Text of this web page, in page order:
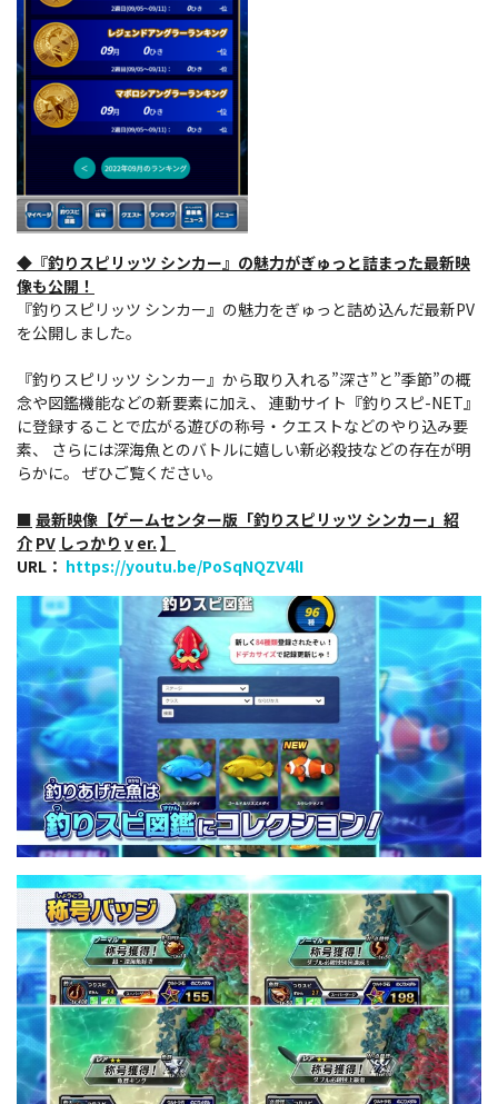
◆『釣りスピリッツ シンカー』の魅力がぎゅっと詰まった最新映
像も公開！
『釣りスピリッツ シンカー』の魅力をぎゅっと詰め込んだ最新PV
を公開しました。
『釣りスピリッツ シンカー』から取り入れる”深さ”と”季節”の概
念や図鑑機能などの新要素に加え、 連動サイト『釣りスピ-NET』
に登録することで広がる遊びの称号・クエストなどのやり込み要
素、 さらには深海魚とのバトルに嬉しい新必殺技などの存在が明
らかに。 ぜひご覧ください。
■ 最新映像【ゲームセンター版「釣りスピリッツ シンカー」紹
介 PV しっかり v er. 】
URL： https://youtu.be/PoSqNQZV4lI